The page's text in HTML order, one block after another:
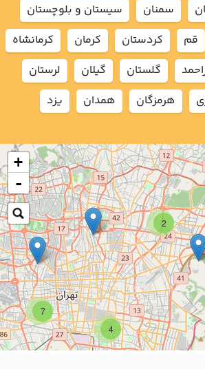
7
2
4
+
-
سمنان
سيستان و بلوچستان
قم كردستان كرمان
كرمانشاه
گلستان گيلان
لرستان
هرمزگان همدان يزد